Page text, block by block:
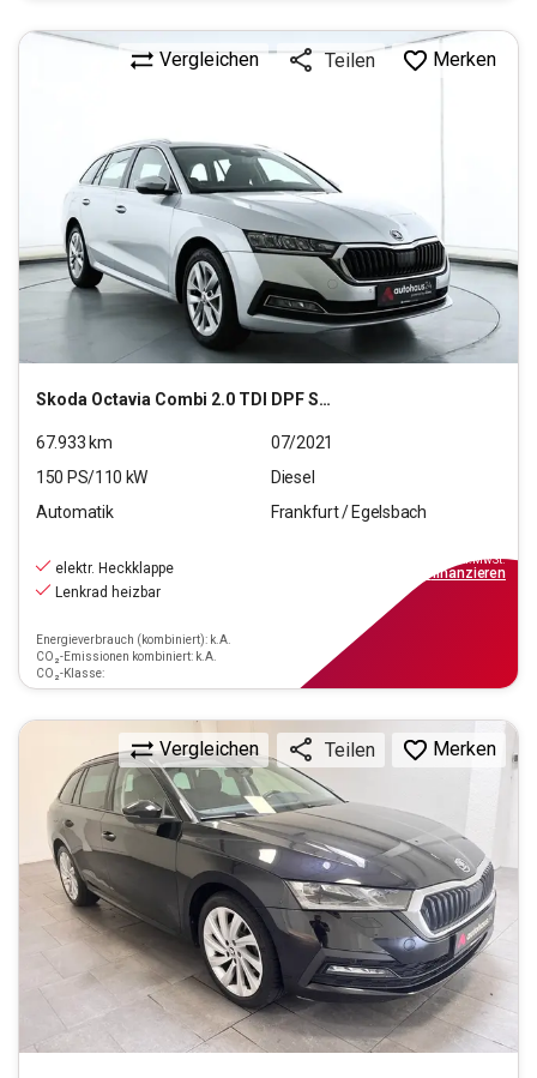
Skoda Octavia Combi 2.0 TDI DPF Style (EURO 6d)
Vergleichen Teilen Merken
67.933 km
07/2021
150 PS/110 kW
Diesel
Automatik
Frankfurt / Egelsbach
elektr. Heckklappe
Lenkrad heizbar
Energieverbrauch (kombiniert): k.A.
CO₂-Emissionen kombiniert: k.A.
CO₂-Klasse:
inkl.MwSt.
finanzieren
Vergleichen Teilen Merken